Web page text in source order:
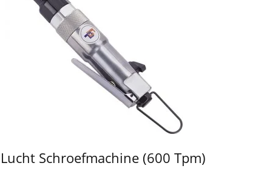
Lucht Schroefmachine (600 Tpm)